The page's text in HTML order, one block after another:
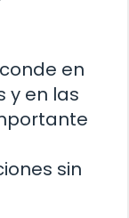
en
y en las
sin